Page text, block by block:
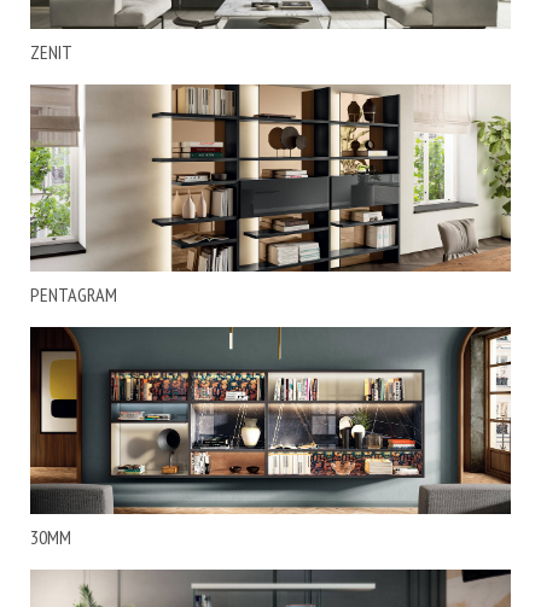
ZENIT
PENTAGRAM
30MM